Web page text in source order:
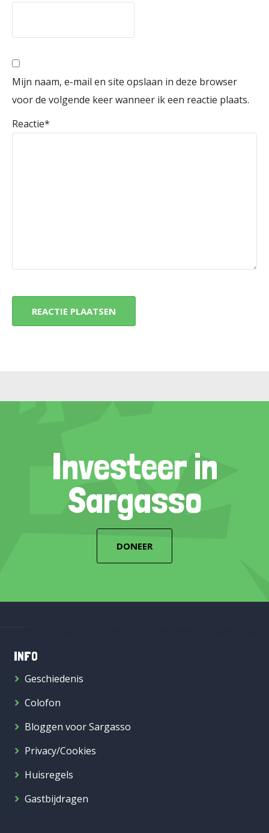
Mijn naam, e-mail en site opslaan in deze browser
voor de volgende keer wanneer ik een reactie plaats.
Reactie*
Investeer in
Sargasso
DONEER
INFO
Geschiedenis
Colofon
Bloggen voor Sargasso
Privacy/Cookies
Huisregels
Gastbijdragen